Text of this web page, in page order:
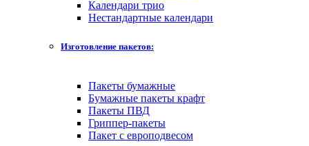
Календари трио
Нестандартные календари
Изготовление пакетов:
Пакеты бумажные
Бумажные пакеты крафт
Пакеты ПВД
Гриппер-пакеты
Пакет с европодвесом